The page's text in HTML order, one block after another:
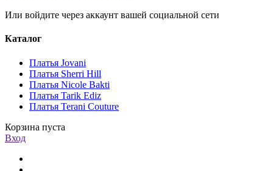
Или войдите через аккаунт вашей социальной сети
Каталог
Платья Jovani
Платья Sherri Hill
Платья Nicole Bakti
Платья Tarik Ediz
Платья Terani Couture
Корзина пуста
Вход